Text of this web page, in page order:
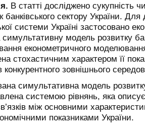
В статті досліджено сукупність
банківського сектору України.
системи Україні застосовано
модель розвитку
економетричного
стохастичним характером її
конкурентного зовнішнього
симультативна модель
системою рівнянь, яка
між основними
показниками України.